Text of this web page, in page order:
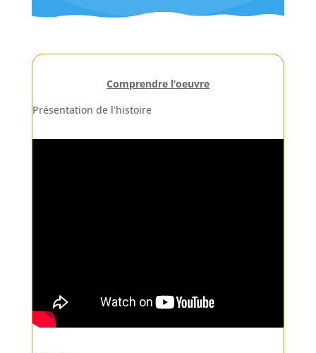
Comprendre l’oeuvre
Présentation de l’histoire